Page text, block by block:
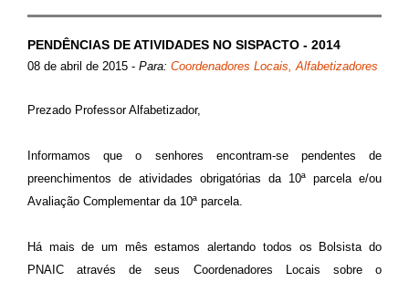
PENDÊNCIAS DE ATIVIDADES NO SISPACTO - 2014
08 de abril de 2015 - Para: Coordenadores Locais, Alfabetizadores
Prezado Professor Alfabetizador,
Informamos que o senhores encontram-se pendentes de
preenchimentos de atividades obrigatórias da 10ª parcela e/ou
Avaliação Complementar da 10ª parcela.
Há mais de um mês estamos alertando todos os Bolsista do
PNAIC através de seus Coordenadores Locais sobre o